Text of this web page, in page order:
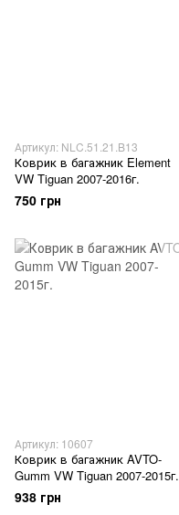
Артикул: NLC.51.21.B13
Коврик в багажник Element
VW Tiguan 2007-2016г.
750 грн
Артикул: 10607
Коврик в багажник AVTO-
Gumm VW Tiguan 2007-2015г.
938 грн